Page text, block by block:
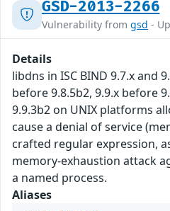
GSD-2013-2266
Vulnerability from gsd -
Details
libdns in ISC BIND 9.7.x and
before 9.8.5b2, 9.9.x before
9.9.3b2 on UNIX platforms
cause a denial of service
crafted regular expression,
memory-exhaustion attack
a named process.
Aliases